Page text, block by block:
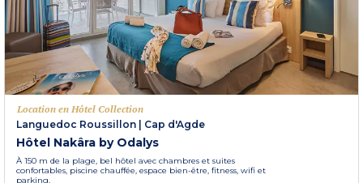
Location en Hôtel Collection
Languedoc Roussillon | Cap d'Agde
Hôtel Nakâra by Odalys
À 150 m de la plage, bel hôtel avec chambres et suites
confortables, piscine chauffée, espace bien-être, fitness, wifi et
parking.